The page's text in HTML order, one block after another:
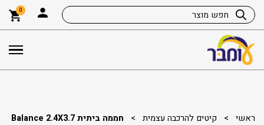
0
ראשי > קיטים להרכבה עצמית > חממה ביתית Balance 2.4X3.7